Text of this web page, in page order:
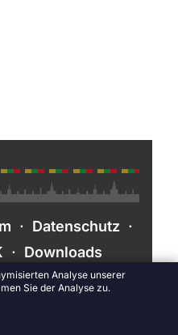
Analyse unserer
Sie der Analyse zu.
· Datenschutz ·
· Downloads